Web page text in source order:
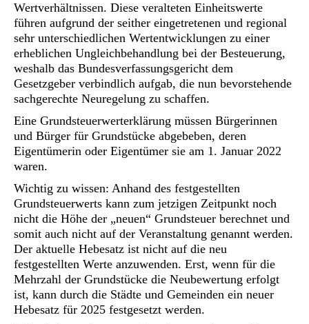
Wertverhältnissen. Diese veralteten Einheitswerte
führen aufgrund der seither eingetretenen und regional
sehr unterschiedlichen Wertentwicklungen zu einer
erheblichen Ungleichbehandlung bei der Besteuerung,
weshalb das Bundesverfassungsgericht dem
Gesetzgeber verbindlich aufgab, die nun bevorstehende
sachgerechte Neuregelung zu schaffen.
Eine Grundsteuerwerterklärung müssen Bürgerinnen
und Bürger für Grundstücke abgebeben, deren
Eigentümerin oder Eigentümer sie am 1. Januar 2022
waren.
Wichtig zu wissen: Anhand des festgestellten
Grundsteuerwerts kann zum jetzigen Zeitpunkt noch
nicht die Höhe der „neuen“ Grundsteuer berechnet und
somit auch nicht auf der Veranstaltung genannt werden.
Der aktuelle Hebesatz ist nicht auf die neu
festgestellten Werte anzuwenden. Erst, wenn für die
Mehrzahl der Grundstücke die Neubewertung erfolgt
ist, kann durch die Städte und Gemeinden ein neuer
Hebesatz für 2025 festgesetzt werden.